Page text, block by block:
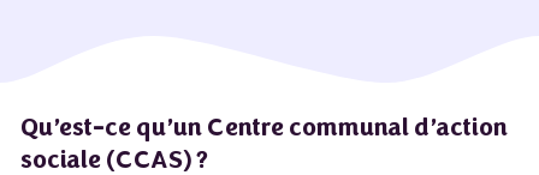
Qu’est-ce qu’un Centre communal d’action
sociale (CCAS) ?